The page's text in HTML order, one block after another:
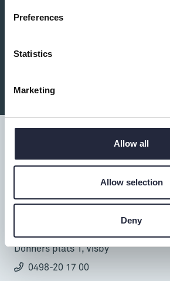
Preferences
Statistics
Marketing
Allow all
Allow selection
Deny
Butik, försäljning och marknad
Donners plats 1, Visby
0498-20 17 00